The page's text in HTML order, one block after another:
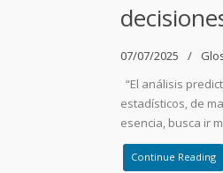
07/07/2025
“El análisis
estadísticos, de
esencia, busca ir
Continue Reading